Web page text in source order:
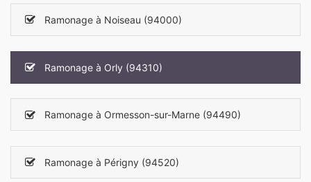
Ramonage à Noiseau (94000)
Ramonage à Orly (94310)
Ramonage à Ormesson-sur-Marne (94490)
Ramonage à Périgny (94520)